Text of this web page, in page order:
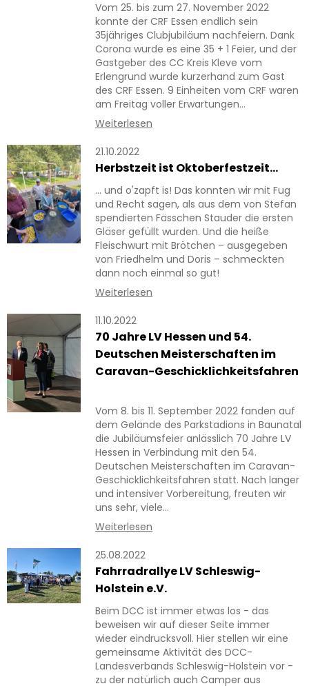
Vom 25. bis zum 27. November 2022
konnte der CRF Essen endlich sein
35jähriges Clubjubiläum nachfeiern. Dank
Corona wurde es eine 35 + 1 Feier, und der
Gastgeber des CC Kreis Kleve vom
Erlengrund wurde kurzerhand zum Gast
des CRF Essen. 9 Einheiten vom CRF waren
am Freitag voller Erwartungen…
Weiterlesen
21.10.2022
Herbstzeit ist Oktoberfestzeit...
… und o'zapft is! Das konnten wir mit Fug
und Recht sagen, als aus dem von Stefan
spendierten Fässchen Stauder die ersten
Gläser gefüllt wurden. Und die heiße
Fleischwurt mit Brötchen – ausgegeben
von Friedhelm und Doris – schmeckten
dann noch einmal so gut!
Weiterlesen
11.10.2022
70 Jahre LV Hessen und 54.
Deutschen Meisterschaften im
Caravan-Geschicklichkeitsfahren
Vom 8. bis 11. September 2022 fanden auf
dem Gelände des Parkstadions in Baunatal
die Jubiläumsfeier anlässlich 70 Jahre LV
Hessen in Verbindung mit den 54.
Deutschen Meisterschaften im Caravan-
Geschicklichkeitsfahren statt. Nach langer
und intensiver Vorbereitung, freuten wir
uns sehr, viele…
Weiterlesen
25.08.2022
Fahrradrallye LV Schleswig-
Holstein e.V.
Beim DCC ist immer etwas los - das
beweisen wir auf dieser Seite immer
wieder eindrucksvoll. Hier stellen wir eine
gemeinsame Aktivität des DCC-
Landesverbands Schleswig-Holstein vor -
zu der natürlich auch Camper aus